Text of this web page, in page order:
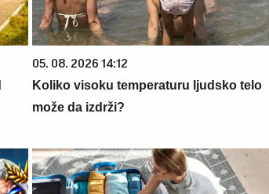
05. 08. 2026 14:12
Koliko visoku temperaturu ljudsko telo
može da izdrži?